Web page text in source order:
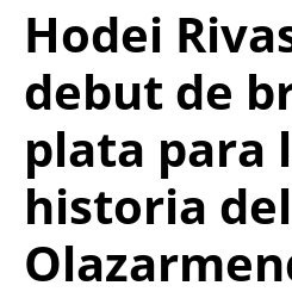
Hodei
debut de
plata para
historia